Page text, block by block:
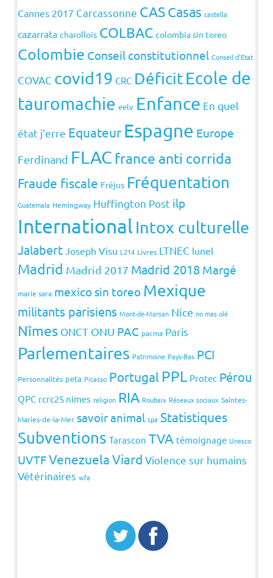
Cannes 2017 Carcassonne CASCasas castella
cazarrata charollois COLBAC colombia sin toreo
Colombie Conseil constitutionnel Conseil d'Etat
COVAC covid19 CRC DéficitEcole de
tauromachie eelv Enfance En quel
état j'erre Equateur Espagne Europe
Ferdinand FLAC france anti corrida
Fraude fiscale Fréjus Fréquentation
Guatemala Hemingway Huffington Post ilp
International Intox culturelle
Jalabert Joseph Visu L214 Livres LTNEC lunel
Madrid Madrid 2017 Madrid 2018 Margé
marie sara mexico sin toreo Mexique
militants parisiens Mont-de-Marsan Nice no mas olé
Nîmes ONCT ONU PAC pacma Paris
Parlementaires Patrimoine Pays-Bas PCI
Personnalités peta Picasso Portugal PPL Protec Pérou
QPC rcrc25 nimes religion RIA Roubaix Réseaux sociaux Saintes-
Maries-de-la-Mer savoir animal spa Statistiques
Subventions Tarascon TVA témoignage Unesco
UVTFVenezuelaViard Violence sur humains
Vétérinaires wfa